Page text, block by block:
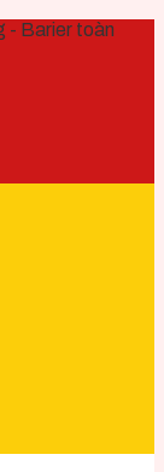
- Barier toàn